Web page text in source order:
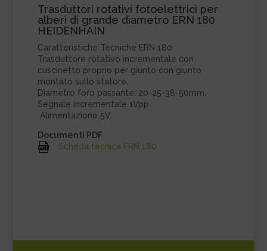
Trasduttori rotativi fotoelettrici per
alberi di grande diametro ERN 180
HEIDENHAIN
Caratteristiche Tecniche ERN 180:
Trasduttore rotativo incrementale con
cuscinetto proprio per giunto con giunto
montato sullo statore.
Diametro foro passante: 20-25-38-50mm.
Segnale incrementale 1Vpp
Alimentazione 5V.
Documenti PDF
Scheda tecnica ERN 180